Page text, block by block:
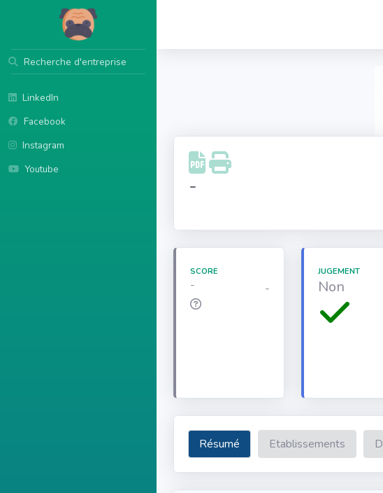
Recherche d'entreprise
LinkedIn
Facebook
Instagram
Youtube
-
SCORE
- -
JUGEMENT
Non
Résumé Etablissements